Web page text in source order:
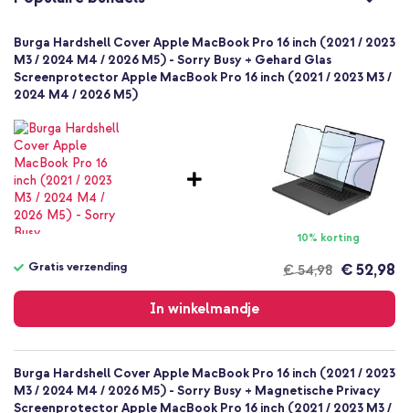
Nee
Burga Hardshell Cover Apple MacBook Pro 16 inch (2021 / 2023
M3 / 2024 M4 / 2026 M5) - Sorry Busy + Gehard Glas
Screenprotector Apple MacBook Pro 16 inch (2021 / 2023 M3 /
2024 M4 / 2026 M5)
10% korting
€ 54,98
Gratis verzending € 52,98
In winkelmandje
verzending
Burga Hardshell Cover Apple MacBook Pro 16 inch (2021 / 2023
M3 / 2024 M4 / 2026 M5) - Sorry Busy + Magnetische Privacy
Screenprotector Apple MacBook Pro 16 inch (2021 / 2023 M3 /